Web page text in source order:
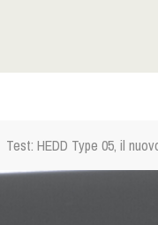
Test: HEDD Type 05, il